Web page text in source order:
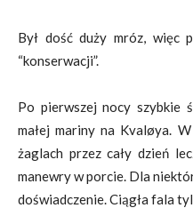
Był dość duży mróz, więc
“konserwacji”.
Po pierwszej nocy szybkie
małej mariny na Kvaløya.
żaglach przez cały dzień
manewry w porcie. Dla
doświadczenie. Ciągła fala